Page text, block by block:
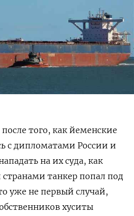
того, как йеменские
с дипломатами России и
на их суда, как
танкер попал под
уже не первый случай,
хуситы